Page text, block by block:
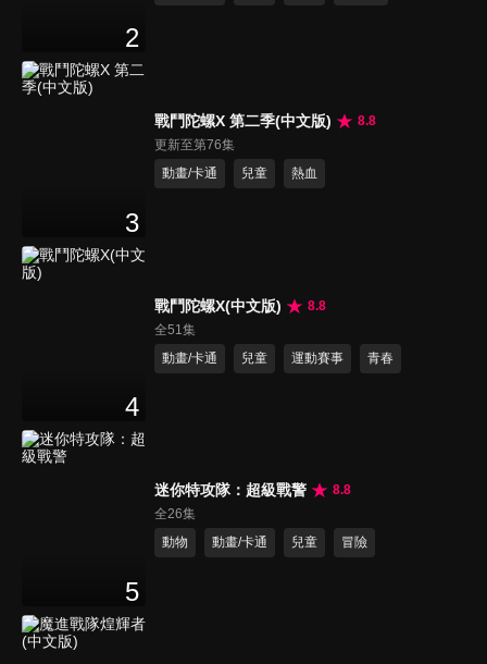
2
3
戰鬥陀螺X 第二季(中文版)
8.8
更新至第76集
動畫/卡通
兒童 熱血
4
戰鬥陀螺X(中文版)
8.8
全51集
動畫/卡通
兒童 運動賽事 青春
5
迷你特攻隊：超級戰警
8.8
全26集
動物
動畫/卡通 兒童 冒險